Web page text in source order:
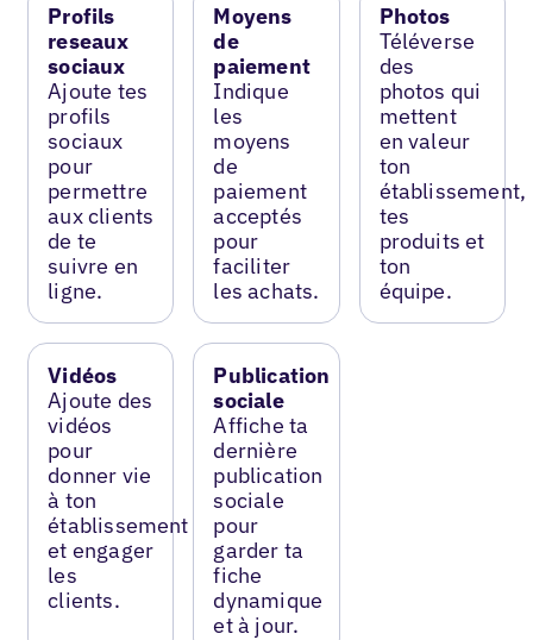
Profils
reseaux
sociaux
Ajoute tes
profils
sociaux
pour
permettre
aux clients
de te
suivre en
ligne.
Moyens
de
paiement
Indique
les
moyens
de
paiement
acceptés
pour
faciliter
les achats.
Photos
Téléverse
des
photos qui
mettent
en valeur
ton
établissement,
tes
produits et
ton
équipe.
Vidéos
Ajoute des
vidéos
pour
donner vie
à ton
établissement
et engager
les
clients.
Publication
sociale
Affiche ta
dernière
publication
sociale
pour
garder ta
fiche
dynamique
et à jour.